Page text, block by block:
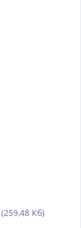
(259,48 Кб)